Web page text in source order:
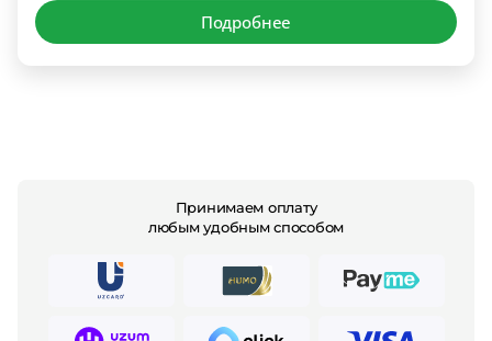
Подробнее
Принимаем оплату
любым удобным способом